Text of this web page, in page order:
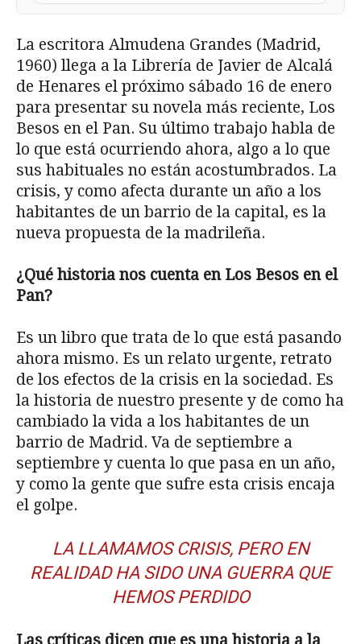
La escritora Almudena Grandes (Madrid,
1960) llega a la Librería de Javier de Alcalá
de Henares el próximo sábado 16 de enero
para presentar su novela más reciente, Los
Besos en el Pan. Su último trabajo habla de
lo que está ocurriendo ahora, algo a lo que
sus habituales no están acostumbrados. La
crisis, y como afecta durante un año a los
habitantes de un barrio de la capital, es la
nueva propuesta de la madrileña.
¿Qué historia nos cuenta en Los Besos en el
Pan?
Es un libro que trata de lo que está pasando
ahora mismo. Es un relato urgente, retrato
de los efectos de la crisis en la sociedad. Es
la historia de nuestro presente y de como ha
cambiado la vida a los habitantes de un
barrio de Madrid. Va de septiembre a
septiembre y cuenta lo que pasa en un año,
y como la gente que sufre esta crisis encaja
el golpe.
LA LLAMAMOS CRISIS, PERO EN
REALIDAD HA SIDO UNA GUERRA QUE
HEMOS PERDIDO